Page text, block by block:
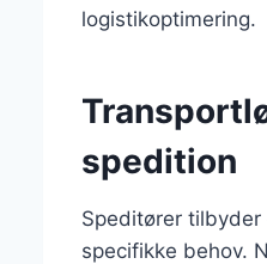
logistikoptimering.
spedition
Speditører
specifikke behov.